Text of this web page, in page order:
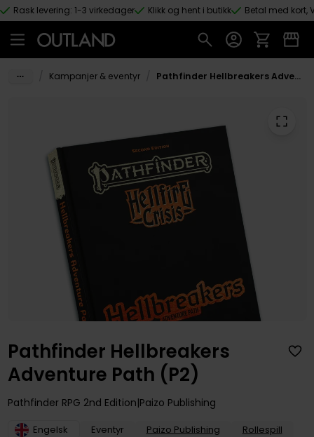
Hopp til hovedinnhold
Rask levering: 1-3 virkedager Klikk og hent i butikk Betal med kort,
Kampanjer & eventyr Pathfinder Hellbreakers Adventure Path (P2)
Pathfinder Hellbreakers
Adventure Path (P2)
Pathfinder RPG 2nd Edition Paizo Publishing
Engelsk Eventyr Paizo Publishing
Rollespill